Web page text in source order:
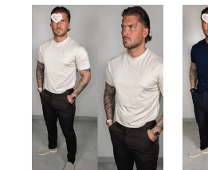
SALE!